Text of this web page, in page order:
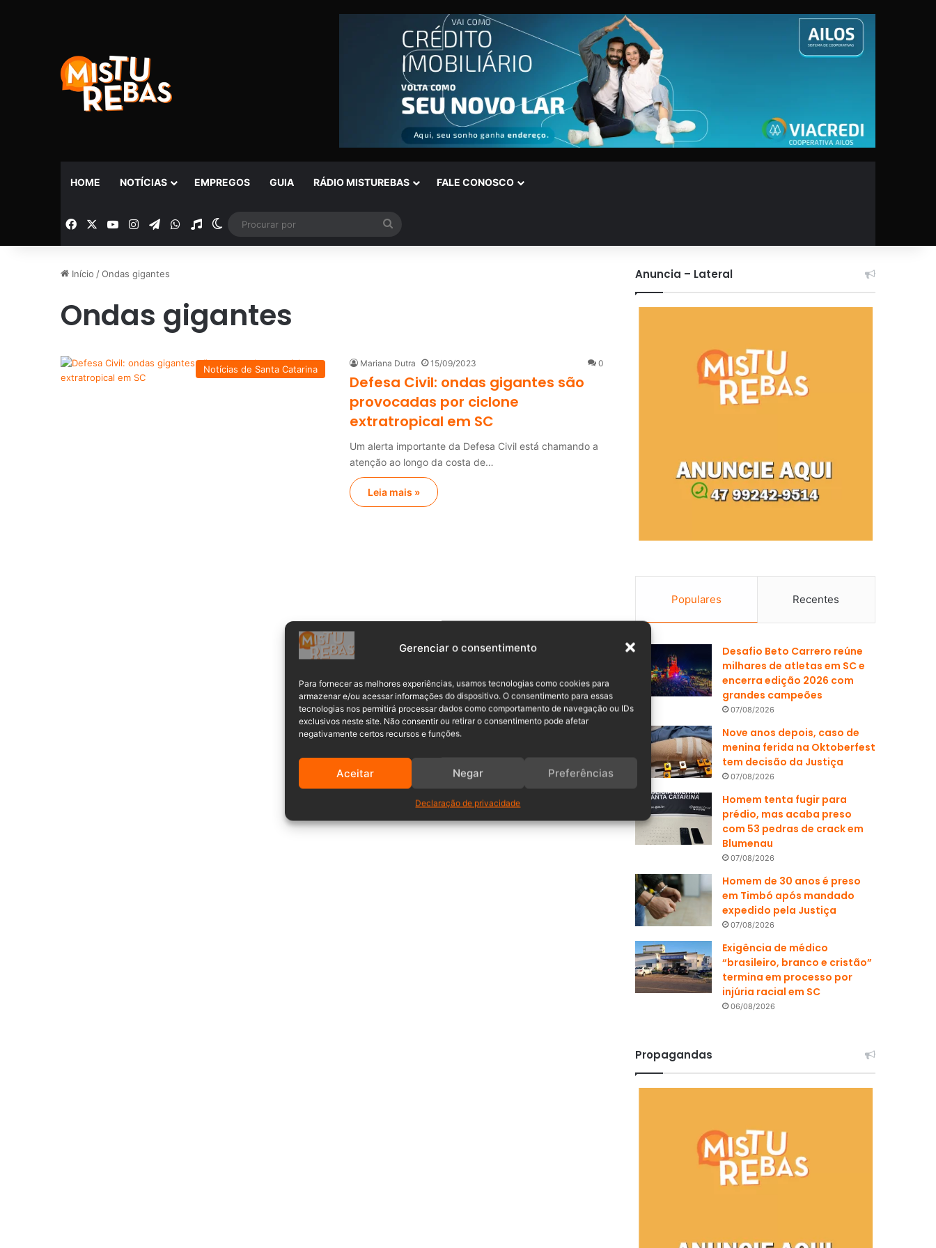
Gerenciar o consentimento
Para fornecer as melhores experiências, usamos tecnologias como cookies para
armazenar e/ou acessar informações do dispositivo. O consentimento para essas
tecnologias nos permitirá processar dados como comportamento de navegação ou IDs
exclusivos neste site. Não consentir ou retirar o consentimento pode afetar
negativamente certos recursos e funções.
Aceitar Negar Preferências
Declaração de privacidade
HOME NOTÍCIAS EMPREGOS GUIA RÁDIO MISTUREBAS FALE CONOSCO
Facebook YouTubeInstagramTelegramWhatsApp
Rádio Switch skin
por
Início /Ondas gigantes
Ondas gigantes
Notícias de Santa Catarina
Mariana Dutra 15/09/2023 0
Defesa Civil: ondas gigantes são
provocadas por ciclone
extratropical em SC
Um alerta importante da Defesa Civil está chamando a
atenção ao longo da costa de…
Leia mais »
Anuncia – Lateral
Populares Recentes
Desafio Beto Carrero reúne
milhares de atletas em SC e
encerra edição 2026 com
grandes campeões
07/08/2026
Nove anos depois, caso de
menina ferida na Oktoberfest
tem decisão da Justiça
07/08/2026
Homem tenta fugir para
prédio, mas acaba preso
com 53 pedras de crack em
Blumenau
07/08/2026
Homem de 30 anos é preso
em Timbó após mandado
expedido pela Justiça
07/08/2026
Exigência de médico
“brasileiro, branco e cristão”
termina em processo por
injúria racial em SC
06/08/2026
Propagandas